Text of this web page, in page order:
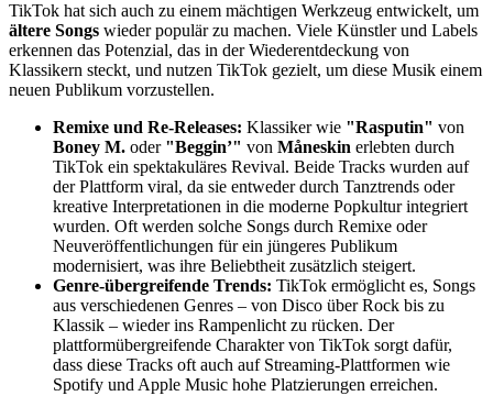
TikTok hat sich auch zu einem mächtigen Werkzeug entwickelt, um
ältere Songs wieder populär zu machen. Viele Künstler und Labels
erkennen das Potenzial, das in der Wiederentdeckung von
Klassikern steckt, und nutzen TikTok gezielt, um diese Musik einem
neuen Publikum vorzustellen.
Remixe und Re-Releases: Klassiker wie "Rasputin" von
Boney M. oder "Beggin’" von Måneskin erlebten durch
TikTok ein spektakuläres Revival. Beide Tracks wurden auf
der Plattform viral, da sie entweder durch Tanztrends oder
kreative Interpretationen in die moderne Popkultur integriert
wurden. Oft werden solche Songs durch Remixe oder
Neuveröffentlichungen für ein jüngeres Publikum
modernisiert, was ihre Beliebtheit zusätzlich steigert.
Genre-übergreifende Trends: TikTok ermöglicht es, Songs
aus verschiedenen Genres – von Disco über Rock bis zu
Klassik – wieder ins Rampenlicht zu rücken. Der
plattformübergreifende Charakter von TikTok sorgt dafür,
dass diese Tracks oft auch auf Streaming-Plattformen wie
Spotify und Apple Music hohe Platzierungen erreichen.